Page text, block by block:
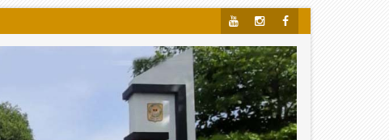
Face
Boo
K
Insta
Gra
M
Yout
Ube